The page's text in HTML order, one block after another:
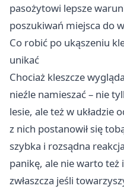
pasożytowi lepsze
poszukiwań miejsca do
Co robić po ukąszeniu
unikać
Chociaż kleszcze
nieźle namieszać – nie
lesie, ale też w układzie
z nich postanowił się
szybka i rozsądna
panikę, ale nie warto też
zwłaszcza jeśli